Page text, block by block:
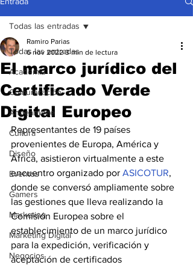
Todas las entradas
Academia
Comunicación
AndeanWire
Cultura
Diseño
Eventos
Gamers
Marketing
Marketing Digital
Negocios
Todas las entradas
El marco jurídico del
Certificado Verde
Digital Europeo
Ramiro Parias
6 nov 2022 3 min de lectura
Representantes de 19 países
provenientes de Europa, América y
África, asistieron virtualmente a este
encuentro organizado por ASICOTUR,
donde se conversó ampliamente sobre
las gestiones que lleva realizando la
Comisión Europea sobre el
establecimiento de un marco jurídico
para la expedición, verificación y
aceptación de certificados